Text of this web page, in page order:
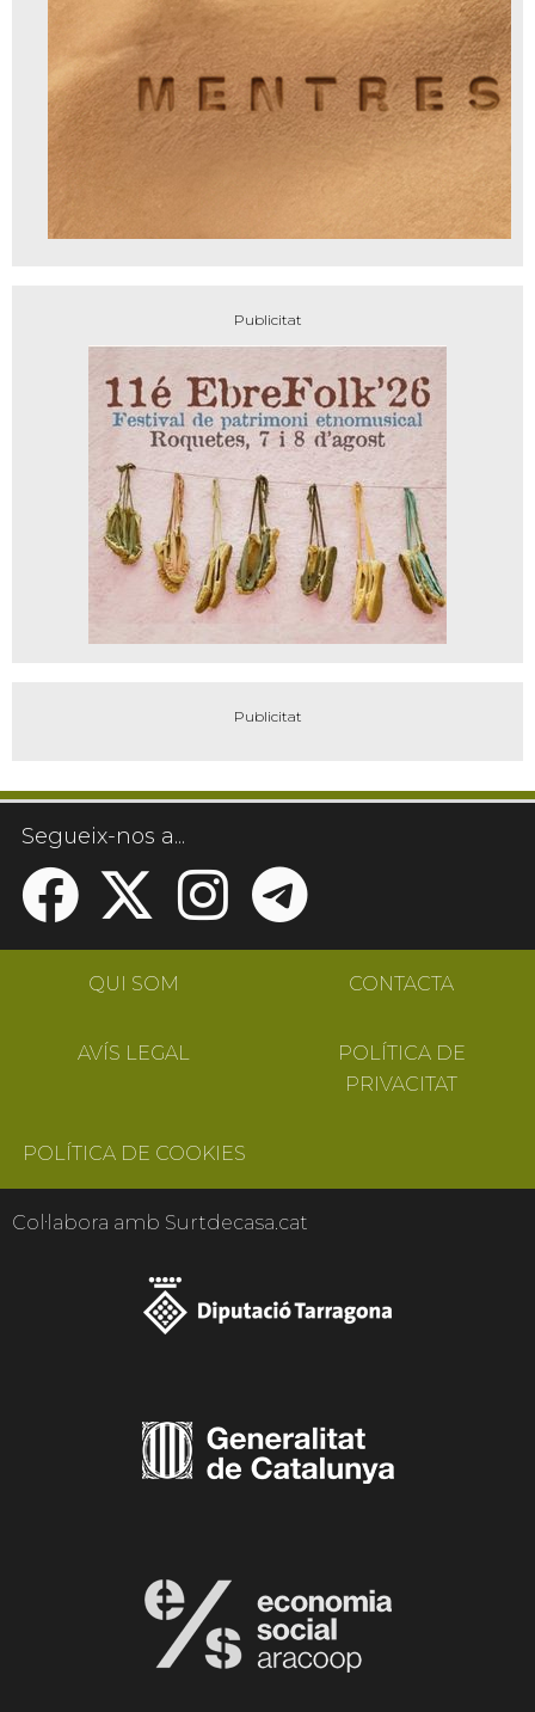
Segueix-nos a...
QUI SOM CONTACTA
AVÍS LEGAL
POLÍTICA DE
PRIVACITAT
POLÍTICA DE COOKIES
Col·labora amb Surtdecasa.cat